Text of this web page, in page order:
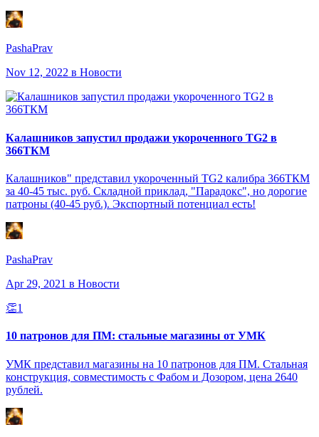
PashaPrav
Nov 12, 2022 в Новости
Калашников запустил продажи укороченного TG2 в
366ТКМ
Калашников" представил укороченный TG2 калибра 366ТКМ
за 40-45 тыс. руб. Складной приклад, "Парадокс", но дорогие
патроны (40-45 руб.). Экспортный потенциал есть!
PashaPrav
Apr 29, 2021 в Новости
👏1
10 патронов для ПМ: стальные магазины от УМК
УМК представил магазины на 10 патронов для ПМ. Стальная
конструкция, совместимость с Фабом и Дозором, цена 2640
рублей.